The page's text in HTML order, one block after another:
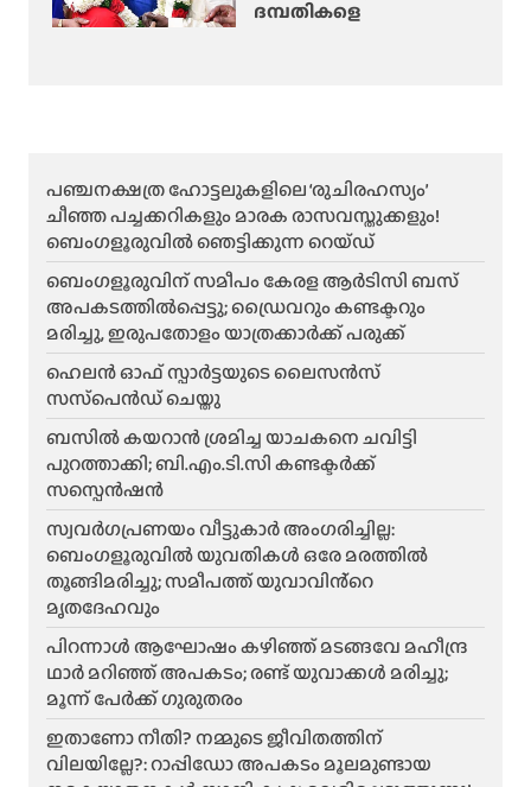
ദമ്പതികളെ
പഞ്ചനക്ഷത്ര ഹോട്ടലുകളിലെ ‘രുചിരഹസ്യം’
ചീഞ്ഞ പച്ചക്കറികളും മാരക രാസവസ്തുക്കളും!
ബെംഗളൂരുവിൽ ഞെട്ടിക്കുന്ന റെയ്ഡ്
ബെംഗളൂരുവിന് സമീപം കേരള ആർടിസി ബസ്
അപകടത്തിൽപ്പെട്ടു; ഡ്രൈവറും കണ്ടക്ടറും
മരിച്ചു, ഇരുപതോളം യാത്രക്കാർക്ക് പരുക്ക്
ഹെലന്‍ ഓഫ് സ്പാര്‍ട്ടയുടെ ലൈസന്‍സ്
സസ്‌പെന്‍ഡ് ചെയ്തു
ബസിൽ കയറാൻ ശ്രമിച്ച യാചകനെ ചവിട്ടി
പുറത്താക്കി; ബി.എം.ടി.സി കണ്ടക്ടർക്ക്
സസ്പെൻഷൻ
സ്വവർഗപ്രണയം വീട്ടുകാർ അംഗരിച്ചില്ല:
ബെംഗളൂരുവിൽ യുവതികൾ ഒരേ മരത്തിൽ
തൂങ്ങിമരിച്ചു; സമീപത്ത് യുവാവിൻ്റെ
മൃതദേഹവും
പിറന്നാൾ ആഘോഷം കഴിഞ്ഞ് മടങ്ങവേ മഹീന്ദ്ര
ഥാർ മറിഞ്ഞ് അപകടം; രണ്ട് യുവാക്കൾ മരിച്ചു;
മൂന്ന് പേർക്ക് ഗുരുതരം
ഇതാണോ നീതി? നമ്മുടെ ജീവിതത്തിന്
വിലയില്ലേ?: റാപ്പിഡോ അപകടം മൂലമുണ്ടായ